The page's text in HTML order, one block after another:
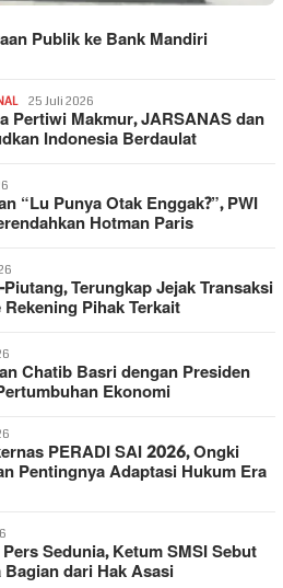
Publik ke Bank Mandiri
25 Juli 2026
Pertiwi Makmur, JARSANAS dan
Indonesia Berdaulat
“Lu Punya Otak Enggak?”, PWI
Hotman Paris
Terungkap Jejak Transaksi
Pihak Terkait
Chatib Basri dengan Presiden
Ekonomi
PERADI SAI 2026, Ongki
Pentingnya Adaptasi Hukum Era
Sedunia, Ketum SMSI Sebut
dari Hak Asasi